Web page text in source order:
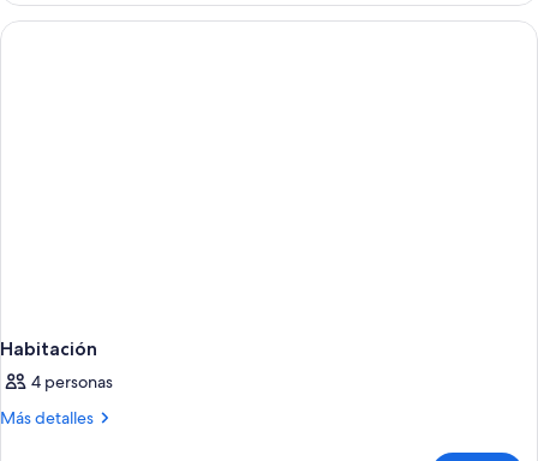
Habitación
4 personas
Más detalles
Más